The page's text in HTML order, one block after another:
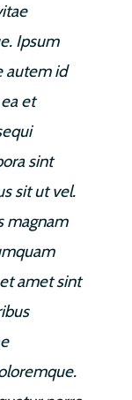
Ipsum
autem id
et
sint
sit ut vel.
magnam
amet sint